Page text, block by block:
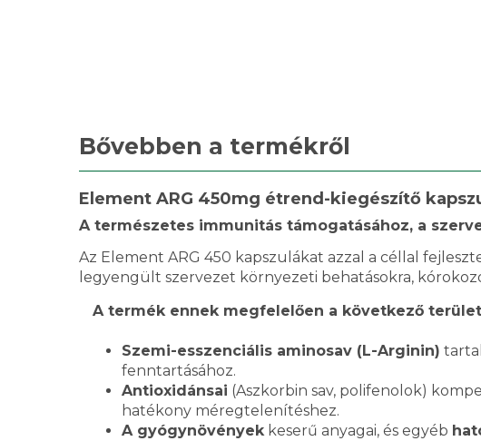
Bővebben a termékről
Element ARG 450mg étrend-kiegészítő
A természetes immunitás támogatásához, a
Az Element ARG 450 kapszulákat azzal a céllal
legyengült szervezet környezeti behatásokra,
A termék ennek megfelelően a következő
Szemi-esszenciális aminosav (L-Arginin)
fenntartásához.
Antioxidánsai (Aszkorbin sav, polifenolok)
hatékony méregtelenítéshez.
A gyógynövényekkeserű anyagai, és egyéb